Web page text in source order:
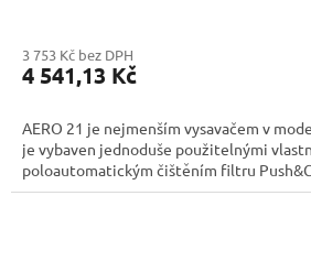
3 753 Kč bez DPH
4 541,13 Kč
AERO 21 je nejmenším vysavačem v
je vybaven jednoduše použitelnými
poloautomatickým čištěním filtru